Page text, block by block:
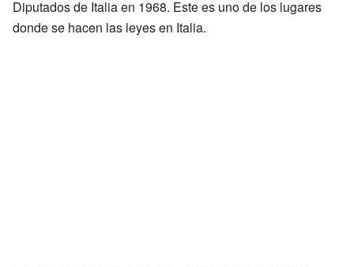
Diputados de Italia en 1968. Este es uno de los lugares
donde se hacen las leyes en Italia.